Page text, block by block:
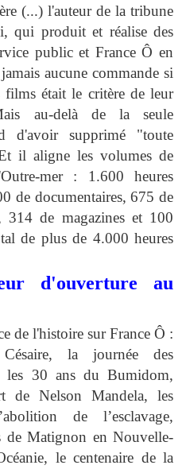
(...) l'auteur de la tribune
qui produit et réalise des
public et France Ô en
aucune commande si
films était le critère de leur
au-delà de la seule
d'avoir supprimé
"toute
il aligne les volumes de
mer: 1.600 heures
de documentaires, 675 de
de magazines et 100
de plus de 4.000 heures
d'ouverture au
de l'histoire sur France Ô :
la journée des
les 30 ans du Bumidom,
de Nelson Mandela, les
de l’esclavage,
de Matignon en Nouvelle-
le centenaire de la